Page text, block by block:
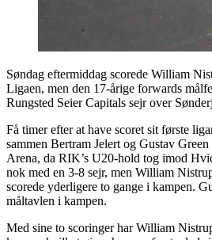
Søndag eftermiddag scorede William
Ligaen, men den 17-årige forwards
Rungsted Seier Capitals sejr over
Få timer efter at have scoret sit første
sammen Bertram Jelert og Gustav
Arena, da RIK’s U20-hold tog imod
nok med en 3-8 sejr, men William
scorede yderligere to gange i kampen.
måltavlen i kampen.
Med sine to scoringer har William